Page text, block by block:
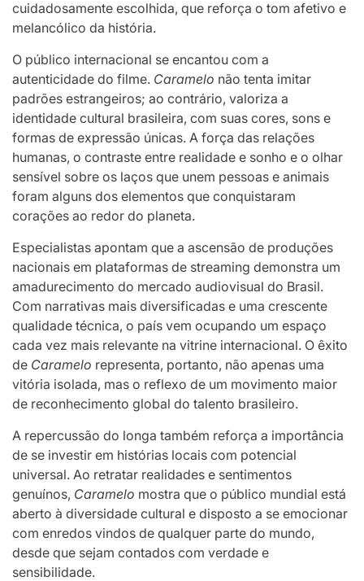
cuidadosamente escolhida, que reforça o tom afetivo e
melancólico da história.
O público internacional se encantou com a
autenticidade do filme. Caramelo não tenta imitar
padrões estrangeiros; ao contrário, valoriza a
identidade cultural brasileira, com suas cores, sons e
formas de expressão únicas. A força das relações
humanas, o contraste entre realidade e sonho e o olhar
sensível sobre os laços que unem pessoas e animais
foram alguns dos elementos que conquistaram
corações ao redor do planeta.
Especialistas apontam que a ascensão de produções
nacionais em plataformas de streaming demonstra um
amadurecimento do mercado audiovisual do Brasil.
Com narrativas mais diversificadas e uma crescente
qualidade técnica, o país vem ocupando um espaço
cada vez mais relevante na vitrine internacional. O êxito
de Caramelo representa, portanto, não apenas uma
vitória isolada, mas o reflexo de um movimento maior
de reconhecimento global do talento brasileiro.
A repercussão do longa também reforça a importância
de se investir em histórias locais com potencial
universal. Ao retratar realidades e sentimentos
genuínos, Caramelo mostra que o público mundial está
aberto à diversidade cultural e disposto a se emocionar
com enredos vindos de qualquer parte do mundo,
desde que sejam contados com verdade e
sensibilidade.